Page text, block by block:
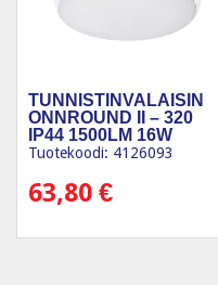
TUNNISTINVALAISIN
ONNROUND II – 320
IP44 1500LM 16W
830/840 RA
Tuotekoodi: 4126093
63,80 €